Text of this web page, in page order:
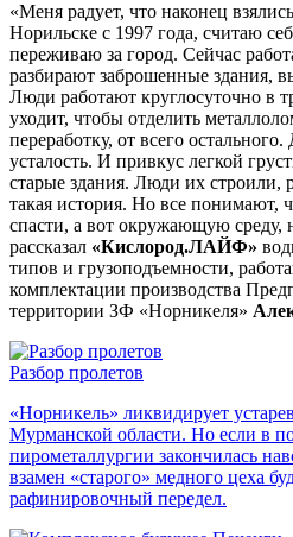
«Меня радует, что наконец
Норильске с 1997 года, считаю
переживаю за город. Сейчас
разбирают заброшенные здания,
Люди работают круглосуточно в
уходит, чтобы отделить
переработку, от всего
усталость. И привкус легкой
старые здания. Люди их строили,
такая история. Но все понимают,
спасти, а вот окружающую
рассказал «Кислород.ЛАЙФ»
типов и грузоподъемности,
комплектации производства
территории ЗФ «Норникеля»
Разбор пролетов
«Норникель» ликвидирует
Мурманской области. Но если в
пирометаллургии закончилась
взамен «старого» медного цеха
рафинировочный передел.